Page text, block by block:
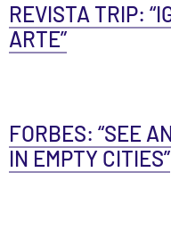
REVISTA TRIP:
ARTE”
FORBES: “SEE
IN EMPTY CITIES”